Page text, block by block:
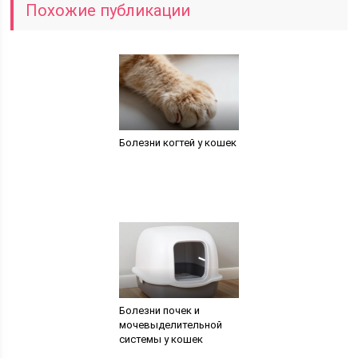
Похожие публикации
Болезни когтей у кошек
Болезни почек и
мочевыделительной
системы у кошек